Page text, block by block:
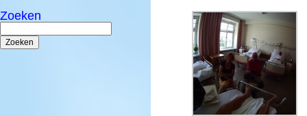
Zoeken
Zoeken
naar: